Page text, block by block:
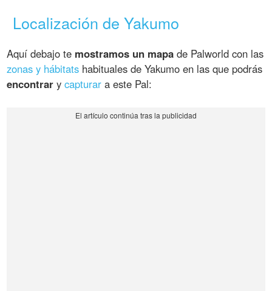
Localización de Yakumo
Aquí debajo te mostramos un mapa de Palworld con las
zonas y hábitats habituales de Yakumo en las que podrás
encontrar ycapturar a este Pal: